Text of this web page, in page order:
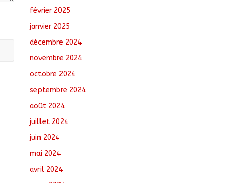
février 2025
janvier 2025
décembre 2024
novembre 2024
octobre 2024
septembre 2024
août 2024
juillet 2024
juin 2024
mai 2024
avril 2024